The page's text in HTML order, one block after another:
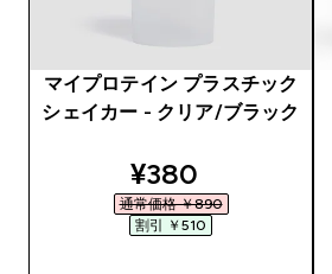
マイプロテイン プラスチック
シェイカー - クリア/ブラック
discounted price
¥380‎
通常価格 ￥890‎
割引 ￥510‎